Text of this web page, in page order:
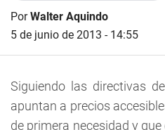
PorWalter Aquindo
5 de junio de 2013 - 14:55
Siguiendo las directivas
apuntan a precios
de primera necesidad y